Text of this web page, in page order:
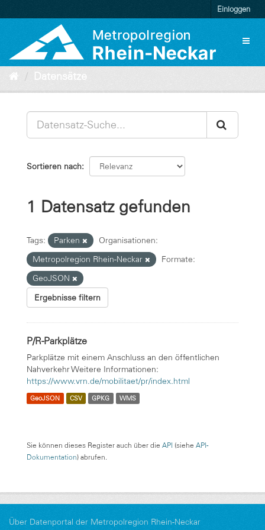
zum
Einloggen
Datensätze
Sortieren nach
1 Datensatz gefunden
Tags: Parken
Organisationen:
Metropolregion Rhein-Neckar
Formate:
GeoJSON
Ergebnisse filtern
P/R-Parkplätze
Parkplätze mit einem Anschluss an den öffentlichen
Nahverkehr Weitere Informationen:
https://www.vrn.de/mobilitaet/pr/index.html
GeoJSON CSV GPKG WMS
Sie können dieses Register auch über die API (siehe API-
Dokumentation) abrufen.
Über Datenportal der Metropolregion Rhein-Neckar